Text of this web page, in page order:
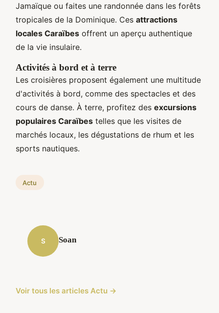
Jamaïque ou faites une randonnée dans les forêts
tropicales de la Dominique. Ces attractions
locales Caraïbes offrent un aperçu authentique
de la vie insulaire.
Activités à bord et à terre
Les croisières proposent également une multitude
d'activités à bord, comme des spectacles et des
cours de danse. À terre, profitez des excursions
populaires Caraïbes telles que les visites de
marchés locaux, les dégustations de rhum et les
sports nautiques.
Actu
S Soan
Voir tous les articles Actu →